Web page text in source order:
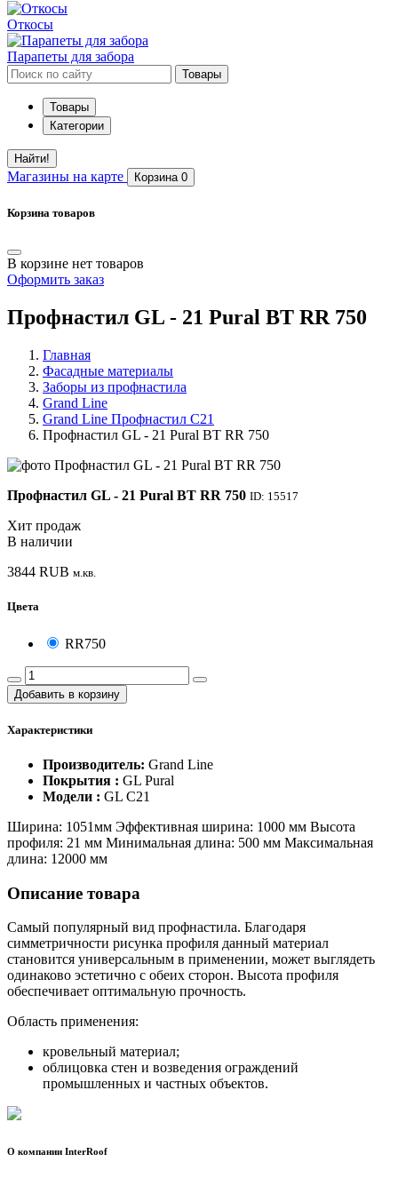
Откосы
Парапеты для забора
Товары
Товары
Категории
Найти!
Магазины на карте Корзина 0
Корзина товаров
В корзине нет товаров
Оформить заказ
Профнастил GL - 21 Pural BT RR 750
Главная
Фасадные материалы
Заборы из профнастила
Grand Line
Grand Line Профнастил С21
Профнастил GL - 21 Pural BT RR 750
Профнастил GL - 21 Pural BT RR 750 ID: 15517
Хит продаж
В наличии
3844 RUB м.кв.
Цвета
RR750
Добавить в корзину
Характеристики
Производитель: Grand Line
Покрытия : GL ​Pural
Модели : GL C21
Ширина: 1051мм Эффективная ширина: 1000 мм Высота
профиля: 21 мм Минимальная длина: 500 мм Максимальная
длина: 12000 мм
Описание товара
Самый популярный вид профнастила. Благодаря
симметричности рисунка профиля данный материал
становится универсальным в применении, может выглядеть
одинаково эстетично с обеих сторон. Высота профиля
обеспечивает оптимальную прочность.
Область применения:
кровельный материал;
облицовка стен и возведения ограждений
промышленных и частных объектов.
О компании InterRoof